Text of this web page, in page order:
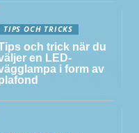
TIPS OCH TRICKS
och trick när du
en LED-
i form av